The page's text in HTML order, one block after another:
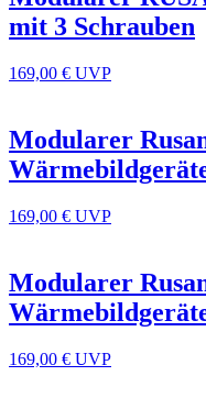
mit 3 Schrauben
169,00 € UVP
Modularer
169,00 € UVP
Modularer
169,00 € UVP